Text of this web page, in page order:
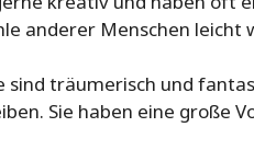
anderer Menschen
sind träumerisch und
Sie haben eine große